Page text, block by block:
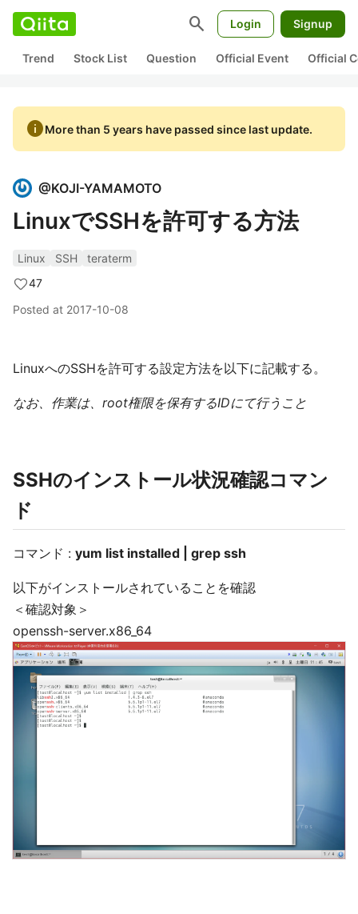
search Login Signup
Trend Stock List Question Official Event Official
infoMore than 5 years have passed since last update.
@KOJI-YAMAMOTO
LinuxでSSHを許可する方法
Linux SSH
teraterm
47
Posted at 2017-10-08
LinuxへのSSHを許可する設定方法を以下に記載する。
なお、作業は、root権限を保有するIDにて行うこと
SSHのインストール状況確認コマン
ド
コマンド : yum list installed | grep ssh
以下がインストールされていることを確認
＜確認対象＞
openssh-server.x86_64